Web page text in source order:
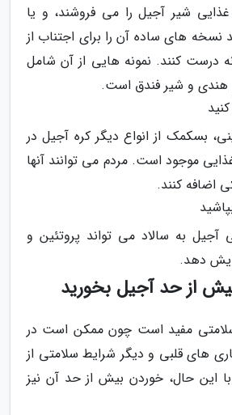
شیر آجیل را می فروشند، و یا
نسخه های ساده آن را برای اجتناب از
درست کنند. نمونه هایی از آن شامل
هندی و شیر فندق است.
بسکمک از انواع دیگر کره آجیل در
موجود است. مردم می توانند آنها
اضافه کنند.
آجیل به سالاد می تواند پروتئین و
دهد.
از حد آجیل بخورید
مفید است چون ممکن است در
های قلبی و دیگر شرایط سلامتی از
این حال، خوردن بیش از حد آن نیز